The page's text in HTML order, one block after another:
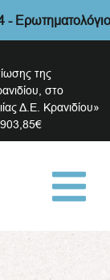
διαβούλευσης
της
στο
Δ.Ε. Κρανιδίου»